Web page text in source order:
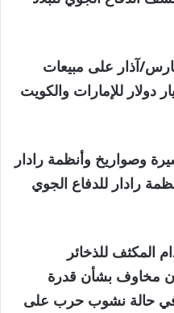
آذار على مبيعات
منفصلة بقيمة 16.5 مليار دولار للإمارات والكويت
وصواريخ وأنظمة رادار
وأنظمة رادار للدفاع الجوي
المكثف للذخائر
مخاوف بشأن قدرة
حالة نشوب حرب على